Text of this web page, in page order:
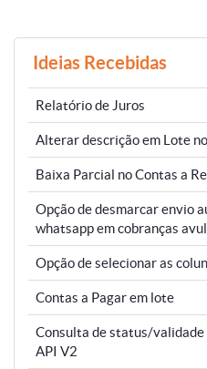
Ideias Recebidas
Relatório de Juros
Alterar descrição em Lote
Baixa Parcial no Contas a
Opção de desmarcar envio
whatsapp em cobranças
Opção de selecionar as
Contas a Pagar em lote
Consulta de status/
API V2